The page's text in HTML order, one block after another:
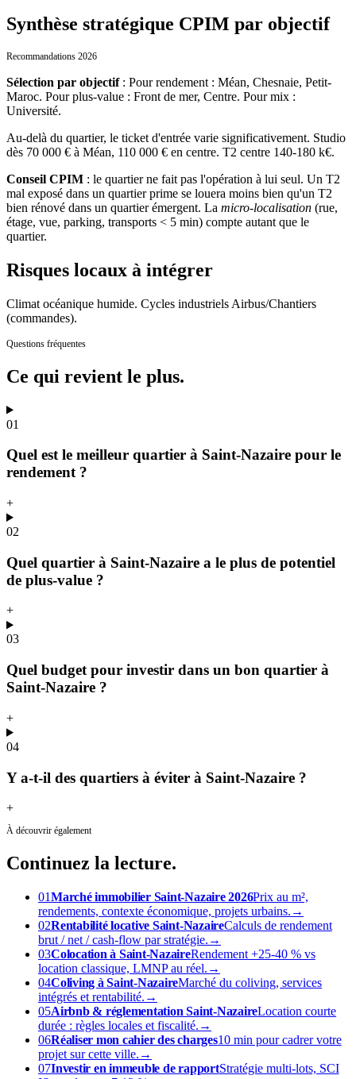
Synthèse stratégique CPIM par objectif
Recommandations 2026
Sélection par objectif: Pour rendement : Méan, Chesnaie, Petit-
Maroc. Pour plus-value : Front de mer, Centre. Pour mix :
Université.
Au-delà du quartier, le ticket d'entrée varie significativement. Studio
dès 70 000 € à Méan, 110 000 € en centre. T2 centre 140-180 k€.
Conseil CPIM : le quartier ne fait pas l'opération à lui seul. Un T2
mal exposé dans un quartier prime se louera moins bien qu'un T2
bien rénové dans un quartier émergent. La micro-localisation (rue,
étage, vue, parking, transports < 5 min) compte autant que le
quartier.
Risques locaux à intégrer
Climat océanique humide. Cycles industriels Airbus/Chantiers
(commandes).
Questions fréquentes
Ce qui revient le plus.
01
Quel est le meilleur quartier à Saint-Nazaire pour le
rendement ?
+
02
Quel quartier à Saint-Nazaire a le plus de potentiel
de plus-value ?
+
03
Quel budget pour investir dans un bon quartier à
Saint-Nazaire ?
+
04
Y a-t-il des quartiers à éviter à Saint-Nazaire ?
+
À découvrir également
Continuez la lecture.
01Marché immobilier Saint-Nazaire 2026Prix au m²,
rendements, contexte économique, projets urbains. →
02Rentabilité locative Saint-NazaireCalculs de rendement
brut / net / cash-flow par stratégie. →
03Colocation à Saint-NazaireRendement +25-40 % vs
location classique, LMNP au réel. →
04Coliving à Saint-NazaireMarché du coliving, services
intégrés et rentabilité. →
05Airbnb & réglementation Saint-NazaireLocation courte
durée : règles locales et fiscalité. →
06Réaliser mon cahier des charges10 min pour cadrer votre
projet sur cette ville. →
07Investir en immeuble de rapportStratégie multi-lots, SCI